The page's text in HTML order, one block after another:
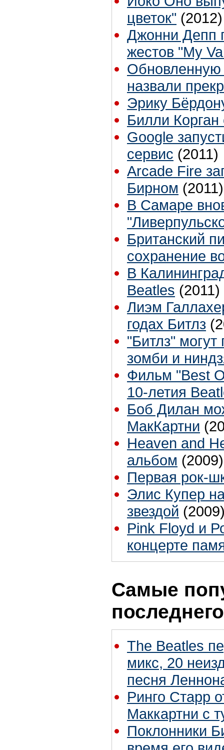
цветок" (2012)
Джонни Депп
жестов "My
назвали
Эрику
Билли
Google
сервис (2011)
Arcade Fire
Бирном (2011)
В Самаре
Британский
сохранение
В
Beatles (2011)
Лиэм
годах Битлз
"Битлз" могут
зомби и
Фильм "Best
10-летия
Боб Дилан
МакКартни
Heaven and
альбом (2009)
Первая рок-
Элис Купер
звездой
Pink Floyd и
концерте
Самые
The Beatles
микс, 20
песня
Ринго Старр
Маккартни с
Поклонники